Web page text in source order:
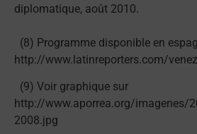
diplomatique, août 2010.
(8) Programme disponible en
http://www.latinreporters.com/
(9) Voir graphique sur
http://www.aporrea.org/imagenes/
2008.jpg